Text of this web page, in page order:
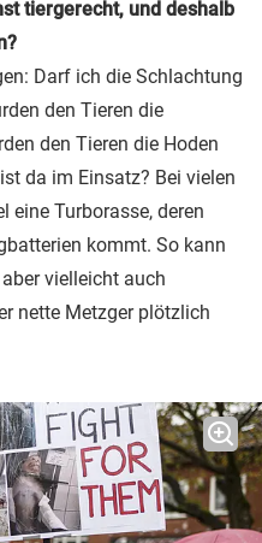
tiergerecht, und deshalb
Darf ich die Schlachtung
den Tieren die
den Tieren die Hoden
da im Einsatz? Bei vielen
eine Turborasse, deren
kommt. So kann
vielleicht auch
nette Metzger plötzlich